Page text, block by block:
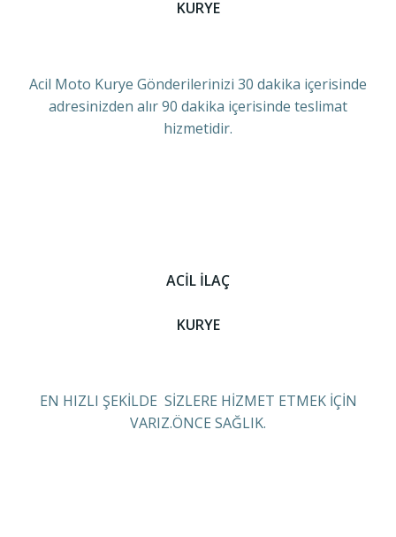
KURYE
Acil Moto Kurye Gönderilerinizi 30 dakika içerisinde
adresinizden alır 90 dakika içerisinde teslimat
hizmetidir.
ACİL İLAÇ
KURYE
EN HIZLI ŞEKİLDE SİZLERE HİZMET ETMEK İÇİN
VARIZ.ÖNCE SAĞLIK.